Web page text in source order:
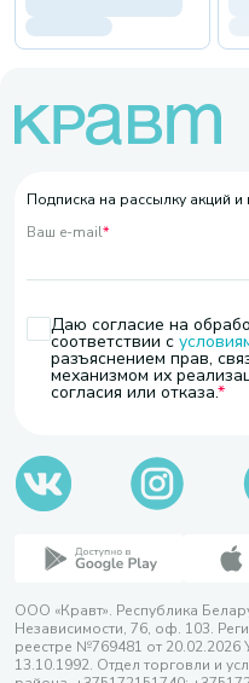
Подписка на рассылку акций и
Ваш e-mail*
Даю согласие на
соответствии с
разъяснением прав,
механизмом их
согласия или отказа.
ООО «Кравт». Республика
Независимости, 76, оф. 103.
реестре №769481 от
13.10.1992. Отдел торговли и